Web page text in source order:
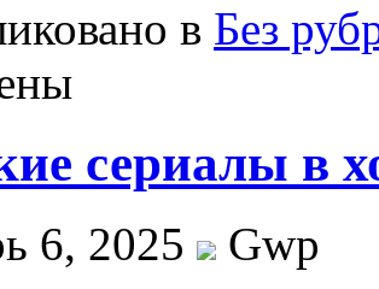
в Без
сериалы в
6, 2025
Gwp